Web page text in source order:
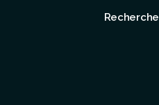
Showroom de Bali, Recherche